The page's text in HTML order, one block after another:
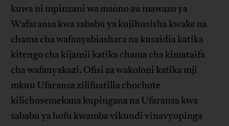
kuwa ni mpinzani wa maono au mawazo ya
Wafaransa kwa sababu ya kujihusisha kwake na
chama cha wafanyabiashara na kusaidia katika
kitengo cha kijamii katika chama cha kimataifa
cha wafanyakazi. Ofisi za wakoloni katika mji
mkuu Ufaransa zilifuatilia chochote
kilichosemekana kupingana na Ufaransa kwa
sababu ya hofu kwamba vikundi vinavyopinga